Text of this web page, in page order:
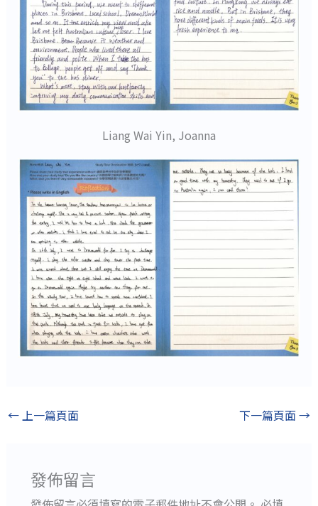
Liang Wai Yin, Joanna
←上一篇頁面 下一篇頁面→
發佈留言